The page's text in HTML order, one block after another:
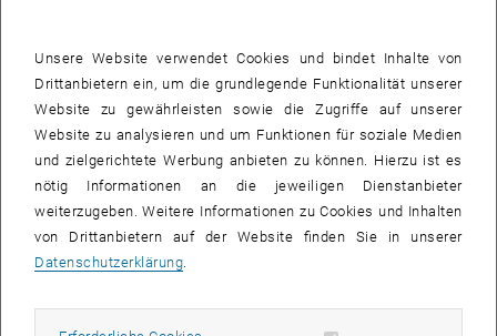
Eine neue „Unschärferelation“ für Quanten-Messfehler
02. März 2026
TU Wien und IASBS (Iran) konnte man zeigen: Wie stark sich
verschiedene Quanten-Messungen aufeinander auswirken,
lässt sich in eine verblüffend…
Unsere Website verwendet Cookies und bindet Inhalte von
Drittanbietern ein, um die grundlegende Funktionalität unserer
Website zu gewährleisten sowie die Zugriffe auf unserer
Website zu analysieren und um Funktionen für soziale Medien
und zielgerichtete Werbung anbieten zu können. Hierzu ist es
nötig Informationen an die jeweiligen Dienstanbieter
weiterzugeben. Weitere Informationen zu Cookies und Inhalten
von Drittanbietern auf der Website finden Sie in unserer
Datenschutzerklärung.